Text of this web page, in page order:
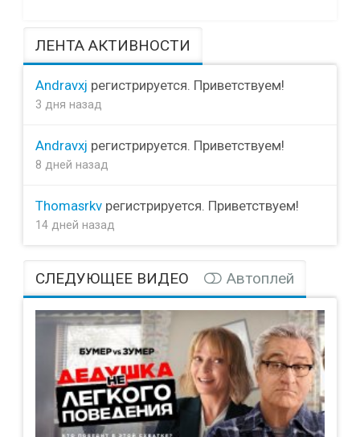
ЛЕНТА АКТИВНОСТИ
Andravxj регистрируется. Приветствуем!
3 дня назад
Andravxj регистрируется. Приветствуем!
8 дней назад
Thomasrkvрегистрируется. Приветствуем!
14 дней назад
СЛЕДУЮЩЕЕ ВИДЕО Автоплей